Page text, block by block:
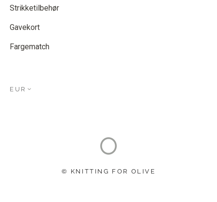
Strikketilbehør
Gavekort
Fargematch
EUR
© KNITTING FOR OLIVE